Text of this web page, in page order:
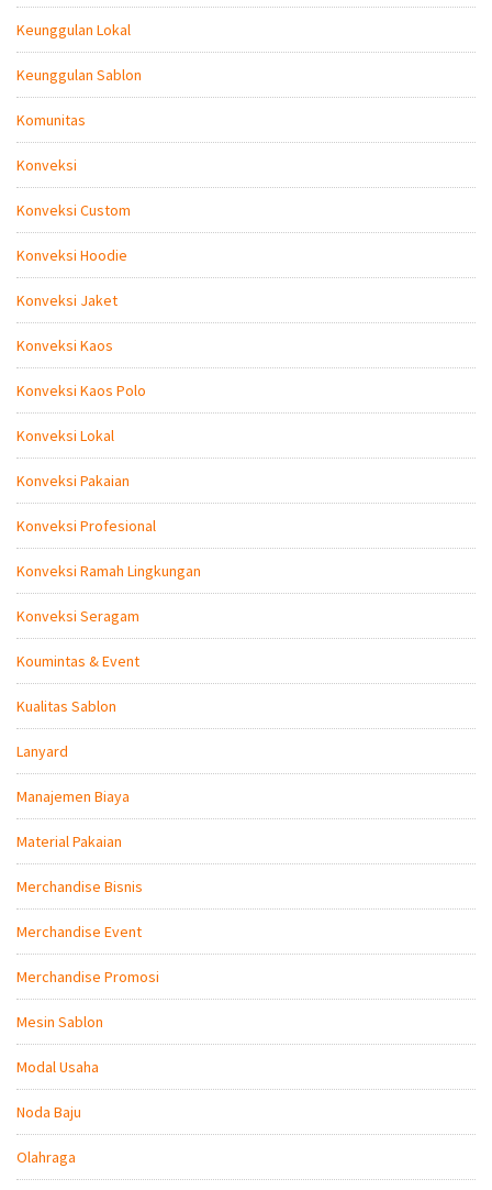
Keunggulan Lokal
Keunggulan Sablon
Komunitas
Konveksi
Konveksi Custom
Konveksi Hoodie
Konveksi Jaket
Konveksi Kaos
Konveksi Kaos Polo
Konveksi Lokal
Konveksi Pakaian
Konveksi Profesional
Konveksi Ramah Lingkungan
Konveksi Seragam
Koumintas & Event
Kualitas Sablon
Lanyard
Manajemen Biaya
Material Pakaian
Merchandise Bisnis
Merchandise Event
Merchandise Promosi
Mesin Sablon
Modal Usaha
Noda Baju
Olahraga